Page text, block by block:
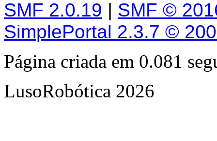
SMF 2.0.19 | SMF ©
SimplePortal 2.3.7 ©
Página criada em 0.081
LusoRobótica 2026